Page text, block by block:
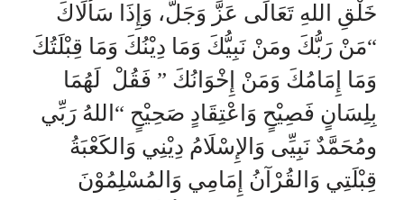
خَلْقِ اللهِ تَعَالَى عَزَّ وَجَلَّ، وَإِذَا سَأَلَاكَ
“مَنْ رَبُّكَ ومَنْ نَبِيُّكَ وَمَا دِيْنُكَ وَمَا قِبْلَتُكَ
وَمَا إِمَامُكَ وَمَنْ إِخْوَانُكَ ” فَقُلْ لَهُمَا
بِلِسَانٍ فَصِيْحٍ وَاعْتِقَادٍ صَحِيْحٍ “اللهُ رَبِّي
ومُحَمَّدٌ نَبِيِّى وَالإِسْلَامُ دِيْنِي وَالكَعْبَةُ
قِبْلَتِي وَالقُرْآنُ إِمَامِي وَالمُسْلِمُوْنَ